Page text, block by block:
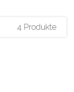
4 Produkte